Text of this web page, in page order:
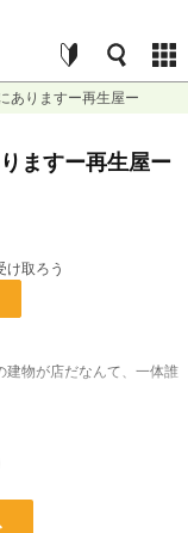
ありますー再生屋ー
ますー再生屋ー
け取ろう
物が店だなんて、一体誰
い。
く広まって、いつしかそ